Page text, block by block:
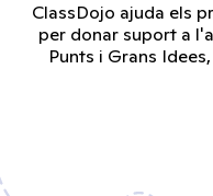
ClassDojo ajuda els
per donar suport a
Punts i Grans